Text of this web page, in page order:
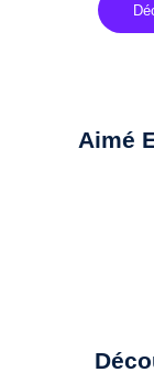
Aimé